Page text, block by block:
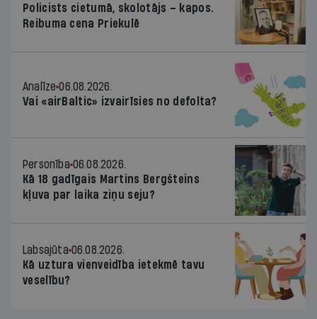
Policists cietumā, skolotājs – kapos.
Reibuma cena Priekulē
Analīze 06.08.2026.
Vai «airBaltic» izvairīsies no defolta?
Personība 06.08.2026.
Kā 18 gadīgais Martins Bergšteins
kļuva par laika ziņu seju?
Labsajūta 06.08.2026.
Kā uztura vienveidība ietekmē tavu
veselību?